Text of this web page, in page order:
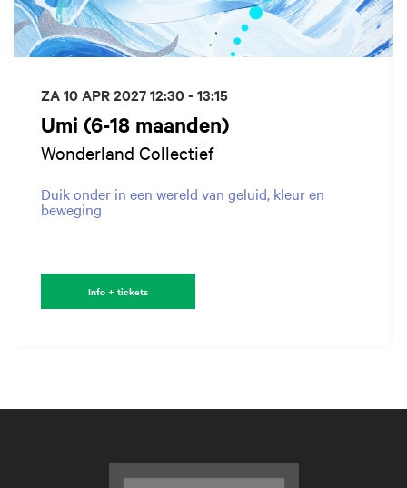
Umi (6-18 maanden)
Wonderland Collectief
Duik onder in een wereld van geluid, kleur en
beweging
ZA 10 APR 202712:30 - 13:15
Info + tickets